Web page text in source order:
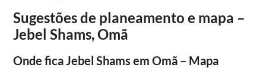
Sugestões de planeamento e mapa –
Jebel Shams, Omã
Onde fica Jebel Shams em Omã – Mapa